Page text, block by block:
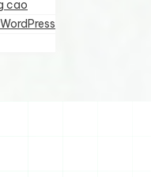
cao